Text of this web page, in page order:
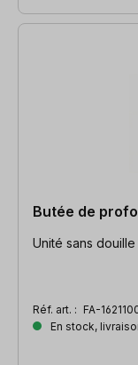
Butée de
Unité sans
Réf. art. : FA-
En stock,